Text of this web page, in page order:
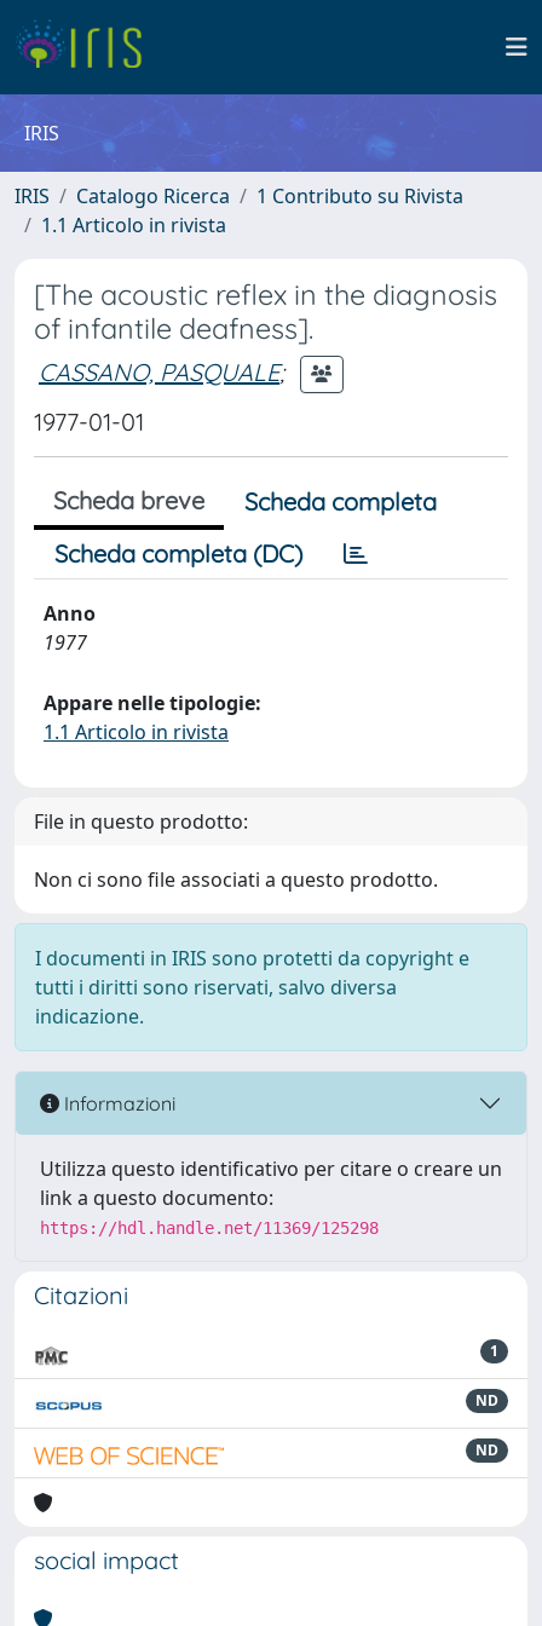
IRIS
IRIS Catalogo Ricerca
1 Contributo su Rivista
1.1 Articolo in rivista
[The acoustic reflex in the diagnosis
of infantile deafness].
CASSANO, PASQUALE;
1977-01-01
Scheda breve
Scheda completa
Scheda completa (DC)
Anno
1977
Appare nelle tipologie:
1.1 Articolo in rivista
File in questo prodotto:
Non ci sono file associati a questo prodotto.
I documenti in IRIS sono protetti da copyright e
tutti i diritti sono riservati, salvo diversa
indicazione.
Informazioni
Utilizza questo identificativo per citare o creare un
link a questo documento:
https://hdl.handle.net/11369/125298
Citazioni
1
ND
ND
social impact